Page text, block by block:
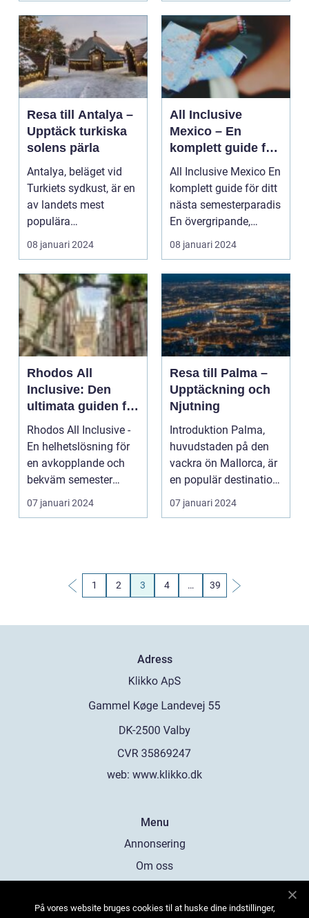
Resa till Antalya –
Upptäck turkiska
solens pärla
Antalya, beläget vid
Turkiets sydkust, är en
av landets mest
populära
semesterdestinationer.
Med sit...
08 januari 2024
All Inclusive
Mexico – En
komplett guide för
ditt nästa
semesterparadis
All Inclusive Mexico En
komplett guide för ditt
nästa semesterparadis
En övergripande,
grundlig ö...
08 januari 2024
Rhodos All
Inclusive: Den
ultimata guiden för
en komplett
semesterupplevels
Rhodos All Inclusive -
En helhetslösning för
en avkopplande och
bekväm semester
Introduktion: En se...
07 januari 2024
Resa till Palma –
Upptäckning och
Njutning
Introduktion Palma,
huvudstaden på den
vackra ön Mallorca, är
en populär destination
för resenärer s...
07 januari 2024
1 2 3 4 … 39
Adress
web: www.klikko.dk
Menu
Annonsering
Om oss
Kontakta oss
På vores website bruges cookies til at huske dine indstillinger,